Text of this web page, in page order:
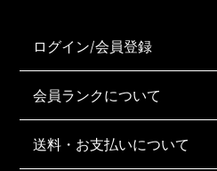
ログイン/会員登録
会員ランクについて
送料・お支払いについて